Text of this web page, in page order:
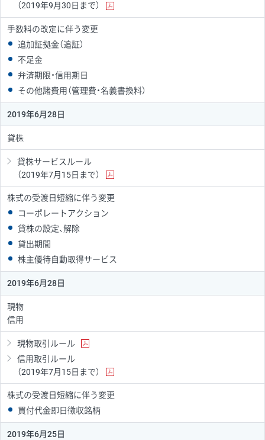
（2019年9月30日まで）
手数料の改定に伴う変更
追加証拠金（追証）
不足金
弁済期限・信用期日
その他諸費用（管理費・名義書換料）
2019年6月28日
貸株
貸株サービスルール
（2019年7月15日まで）
株式の受渡日短縮に伴う変更
コーポレートアクション
貸株の設定、解除
貸出期間
株主優待自動取得サービス
2019年6月28日
現物
信用
現物取引ルール
信用取引ルール
（2019年7月15日まで）
株式の受渡日短縮に伴う変更
買付代金即日徴収銘柄
2019年6月25日